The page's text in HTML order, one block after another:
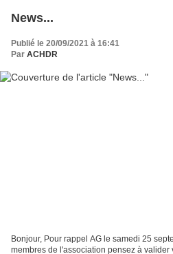
News...
Publié le 20/09/2021 à 16:41
Par ACHDR
Bonjour, Pour rappel AG le samedi 25
membres de l'association pensez à valider